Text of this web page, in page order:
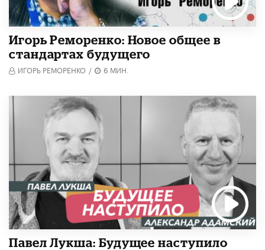
Игорь Реморенко: Новое общее в
стандартах будущего
ИГОРЬ РЕМОРЕНКО / 6 МИН.
Павел Лукша: Будущее наступило